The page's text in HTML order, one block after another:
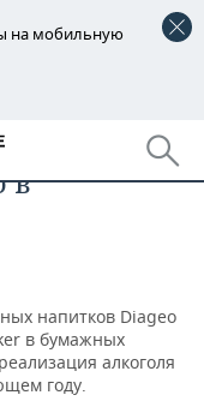
на мобильную
виски
в
напитков Diageo
в бумажных
алкоголя
году.